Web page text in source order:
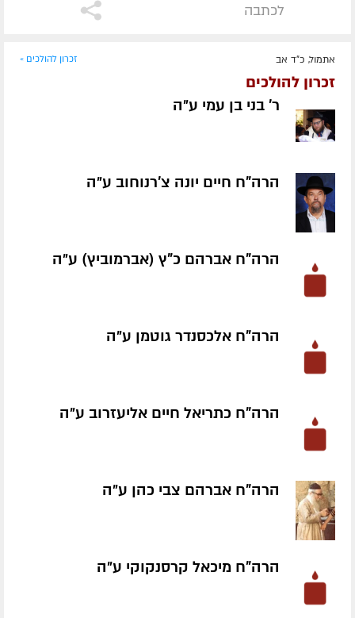
לכתבה
אתמול, כ"ד אב זכרון להולכים »
זכרון להולכים
ר' בני בן עמי ע״ה
הרה"ח חיים יונה צ'רנוחוב ע״ה
הרה"ח אברהם כ"ץ (אברמוביץ) ע״ה
הרה"ח אלכסנדר גוטמן ע״ה
הרה"ח כתריאל חיים אליעזרוב ע״ה
הרה"ח אברהם צבי כהן ע״ה
הרה"ח מיכאל קרסנקוקי ע״ה